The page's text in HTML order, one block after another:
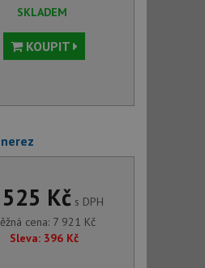
SKLADEM
KOUPIT
Kčs DPH
cena: 7 921 Kč
Sleva: 396 Kč